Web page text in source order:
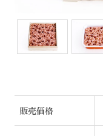
販売価格